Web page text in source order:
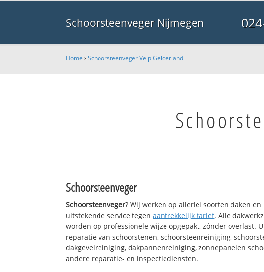
Schoorsteenveger Nijmegen
Home ›Schoorsteenveger Velp Gelderland
Schoorsteenveger
Schoorsteenveger? Wij werken op allerlei soorten daken en
uitstekende service tegenaantrekkelijk tarief. Alle
worden op professionele wijze opgepakt, zónder overlast.
reparatie van schoorstenen, schoorsteenreiniging,
dakgevelreiniging, dakpannenreiniging, zonnepanelen
andere reparatie- en inspectiediensten.